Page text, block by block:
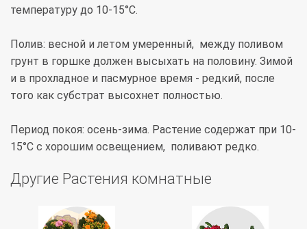
температуру до 10-15°С.
Полив: весной и летом умеренный, между поливом
грунт в горшке должен высыхать на половину. Зимой
и в прохладное и пасмурное время - редкий, после
того как субстрат высохнет полностью.
Период покоя: осень-зима. Растение содержат при 10-
15°С с хорошим освещением, поливают редко.
Другие Растения комнатные